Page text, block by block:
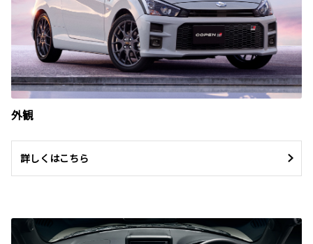
外観
詳しくはこちら